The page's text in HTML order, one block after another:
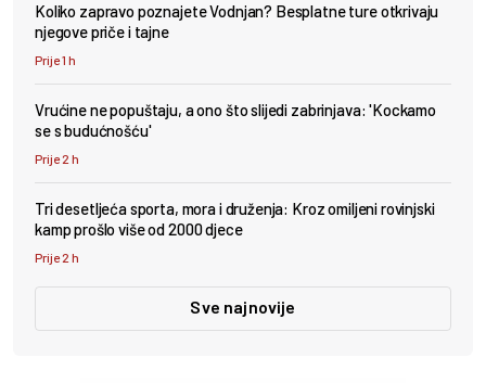
Koliko zapravo poznajete Vodnjan? Besplatne ture otkrivaju
njegove priče i tajne
Prije 1 h
Vrućine ne popuštaju, a ono što slijedi zabrinjava: 'Kockamo
se s budućnošću'
Prije 2 h
Tri desetljeća sporta, mora i druženja: Kroz omiljeni rovinjski
kamp prošlo više od 2000 djece
Prije 2 h
Sve najnovije